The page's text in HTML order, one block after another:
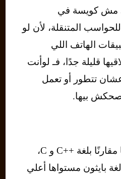
مش كويسة في
المتنقلة، لأن لو
الهاتف اللي
قليلة جدًا، فـ لوأنت
عشان تتطور أو تعمل
بيها.
لغة بايثون بطيئة نسبيًا مقارنًا بلغة ++C و C،
بايثون مستواها أعلي